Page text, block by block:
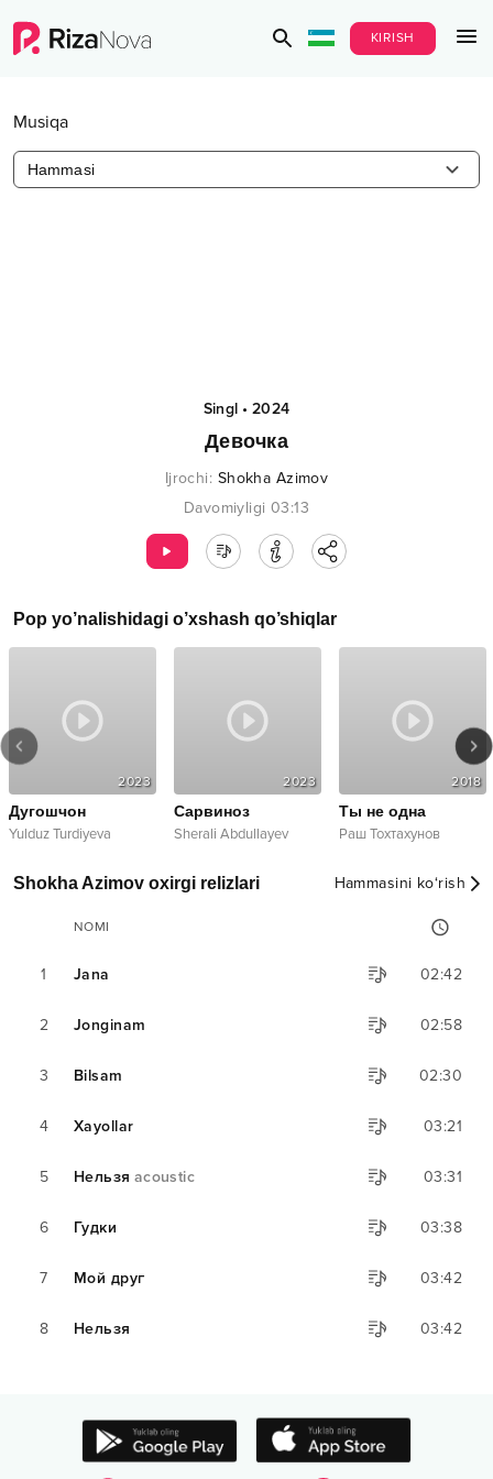
KIRISH
Musiqa
Hammasi
Singl•2024
Девочка
Ijrochi: Shokha Azimov
Davomiyligi 03:13
Pop yo’nalishidagi o’xshash qo’shiqlar
2023
Дугошчон
Yulduz Turdiyeva
2023
Сарвиноз
Sherali Abdullayev
2018
Ты не одна
Раш Тохтахунов
Shokha Azimov oxirgi relizlari Hammasini ko‘rish
NOMI
1 Jana 02:42
2 Jonginam 02:58
3 Bilsam 02:30
4 Xayollar 03:21
5 Нельзя acoustic 03:31
6 Гудки 03:38
7 Мой друг 03:42
8 Нельзя 03:42